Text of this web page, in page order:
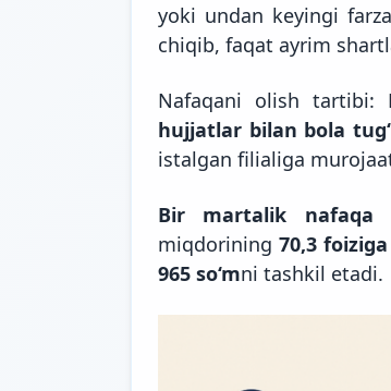
yoki undan keyingi
chiqib, faqat ayrim
Nafaqani olish tartibi:
hujjatlar bilan bola
istalgan filialiga
Bir martalik nafaqa
miqdorining 70,3
965 so‘mni tashkil etadi.